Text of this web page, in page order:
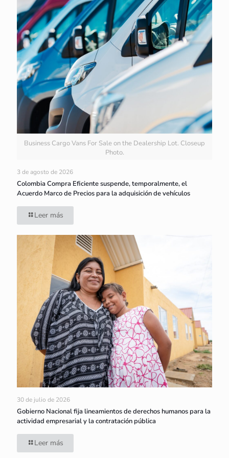
Business Cargo Vans For Sale on the Dealership Lot. Closeup
Photo.
3 de agosto de 2026
Colombia Compra Eficiente suspende, temporalmente, el
Acuerdo Marco de Precios para la adquisición de vehículos
Leer más
30 de julio de 2026
Gobierno Nacional fija lineamientos de derechos humanos para la
actividad empresarial y la contratación pública
Leer más